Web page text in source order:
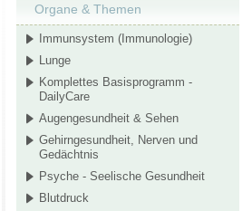
Organe & Themen
Immunsystem (Immunologie)
Lunge
Komplettes Basisprogramm -
DailyCare
Augengesundheit & Sehen
Gehirngesundheit, Nerven und
Gedächtnis
Psyche - Seelische Gesundheit
Blutdruck